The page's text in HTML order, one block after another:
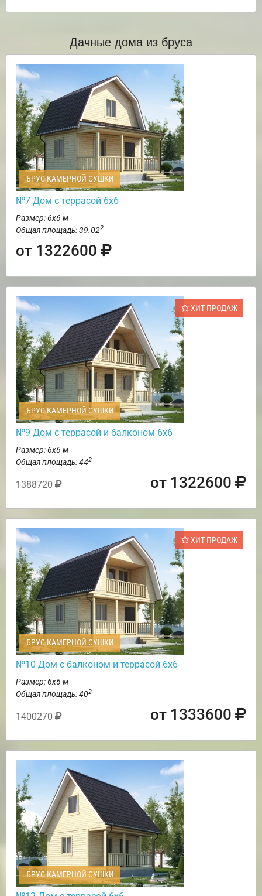
Дачные дома из бруса
БРУС КАМЕРНОЙ СУШКИ
№7 Дом с террасой 6х6
Размер: 6х6 м
Общая площадь: 39.022
от 1322600
ХИТ ПРОДАЖ
БРУС КАМЕРНОЙ СУШКИ
№9 Дом с террасой и балконом 6х6
Размер: 6х6 м
Общая площадь: 442
1388720 от 1322600
ХИТ ПРОДАЖ
БРУС КАМЕРНОЙ СУШКИ
№10 Дом с балконом и террасой 6х6
Размер: 6х6 м
Общая площадь: 402
1400270 от 1333600
БРУС КАМЕРНОЙ СУШКИ